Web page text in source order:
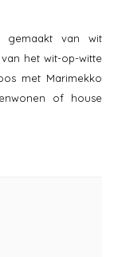
gemaakt van wit
het wit-op-witte
met Marimekko
of house